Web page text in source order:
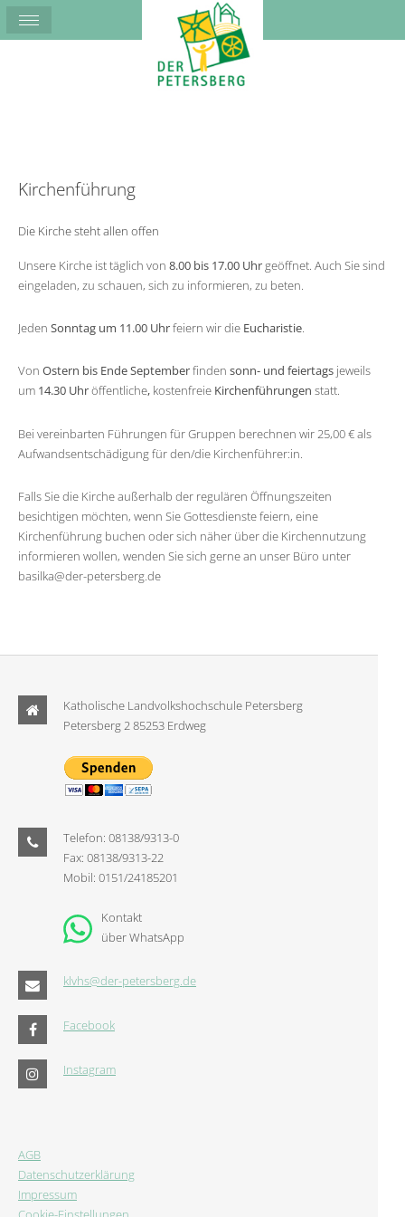
Kirchenführung
Die Kirche steht allen offen
Unsere Kirche ist täglich von 8.00 bis 17.00 Uhrgeöffnet. Auch Sie sind
eingeladen, zu schauen, sich zu informieren, zu beten.
Jeden Sonntag um 11.00 Uhrfeiern wir die Eucharistie.
Von Ostern bis Ende Septemberfinden sonn- und feiertags jeweils
um 14.30 Uhröffentliche, kostenfreie Kirchenführungen statt.
Bei vereinbarten Führungen für Gruppen berechnen wir 25,00 € als
Aufwandsentschädigung für den/die Kirchenführer:in.
Falls Sie die Kirche außerhalb der regulären Öffnungszeiten
besichtigen möchten, wenn Sie Gottesdienste feiern, eine
Kirchenführung buchen oder sich näher über die Kirchennutzung
informieren wollen, wenden Sie sich gerne an unser Büro unter
basilka@der-petersberg.de
Katholische Landvolkshochschule Petersberg
Petersberg 2 85253 Erdweg
Telefon: 08138/9313-0
Fax: 08138/9313-22
Mobil: 0151/24185201
Kontakt
über WhatsApp
klvhs@der-petersberg.de
Facebook
Instagram
AGB
Datenschutzerklärung
Impressum